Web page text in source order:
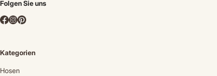
Folgen Sie uns
Kategorien
Hosen